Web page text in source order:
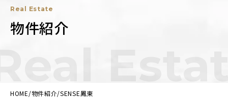
事業内容
Real Estate
物件紹介
HOME 物件紹介 SENSE鳳東